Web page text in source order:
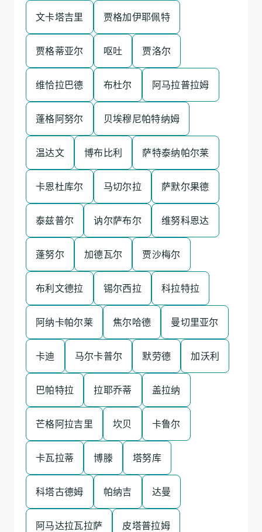
文卡塔吉里 贾格加伊耶佩特
贾格蒂亚尔 呕吐 贾洛尔
维恰拉巴德 布杜尔 阿马拉普拉姆
蓬格阿努尔 贝埃穆尼帕特纳姆
温达文 博布比利 萨特泰纳帕尔莱
卡恩杜库尔 马切尔拉 萨默尔果德
泰兹普尔 讷尔萨布尔 维努科恩达
蓬努尔 加德瓦尔 贾沙梅尔
布利文德拉 锡尔西拉 科拉特拉
阿纳卡帕尔莱 焦尔哈德 曼切里亚尔
卡迪 马尔卡普尔 默劳德 加沃利
巴帕特拉 拉耶乔蒂 盖拉纳
芒格阿拉吉里 坎贝 卡鲁尔
卡瓦拉蒂 博滕 塔努库
科塔古德姆 帕纳吉 达曼
阿马达拉瓦拉萨 皮塔普拉姆